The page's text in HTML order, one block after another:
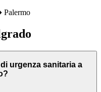
Palermo
urgenza sanitaria a